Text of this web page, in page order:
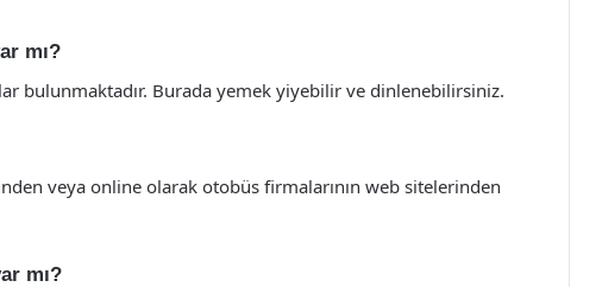
mı?
bulunmaktadır. Burada yemek yiyebilir ve dinlenebilirsiniz.
veya online olarak otobüs firmalarının web sitelerinden
mı?